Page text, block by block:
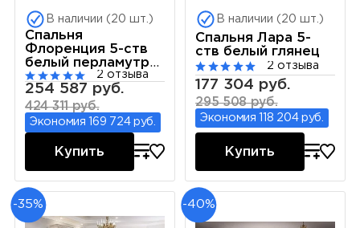
В наличии (20 шт.)
Спальня
Флоренция 5-ств
белый перламутр
глянец
2 отзыва
254 587 руб.
424 311 руб.
Экономия 169 724 руб.
Купить
В наличии (20 шт.)
Спальня Лара 5-
ств белый глянец
2 отзыва
177 304 руб.
295 508 руб.
Экономия 118 204 руб.
Купить
-35% -40%